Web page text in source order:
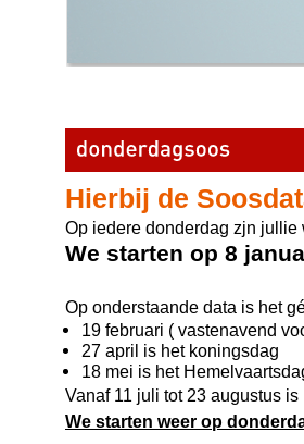
Hierbij de
Op iedere donderdag zjn jullie
We starten op 8
Op onderstaande data is het
19 februari ( vastenavend
27 april is het koningsdag
18 mei is het
Vanaf 11 juli tot 23 augustus
We starten weer op